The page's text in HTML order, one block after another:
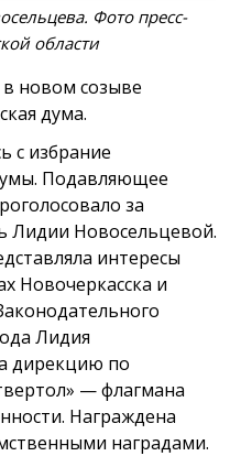
Фото пресс-
области
в новом созыве
дума.
с избрание
Подавляющее
за
Лидии Новосельцевой.
интересы
Новочеркасска и
Лидия
дирекцию по
— флагмана
Награждена
наградами.